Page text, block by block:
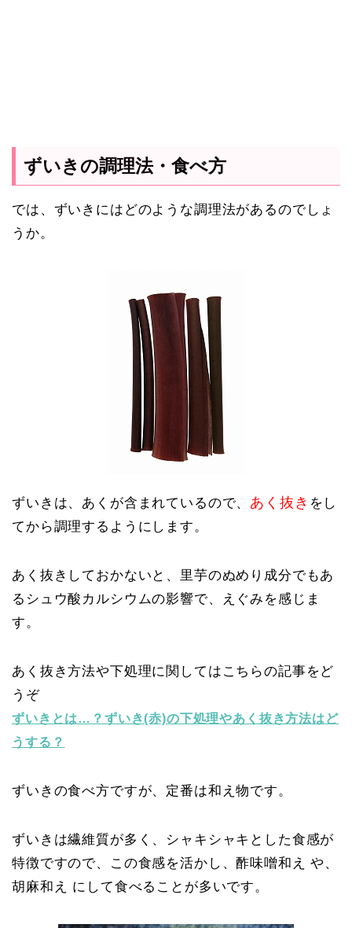
ずいきの調理法・食べ方
では、ずいきにはどのような調理法があるのでしょ
うか。
ずいきは、あくが含まれているので、 あく抜き をし
てから調理するようにします。
あく抜きしておかないと、里芋のぬめり成分でもあ
るシュウ酸カルシウムの影響で、えぐみを感じま
す。
あく抜き方法や下処理に関してはこちらの記事をど
うぞ
ずいきとは…？ずいき(赤)の下処理やあく抜き方法はど
うする？
ずいきの食べ方ですが、定番は和え物です。
ずいきは繊維質が多く、シャキシャキとした食感が
特徴ですので、この食感を活かし、酢味噌和え や、
胡麻和え にして食べることが多いです。